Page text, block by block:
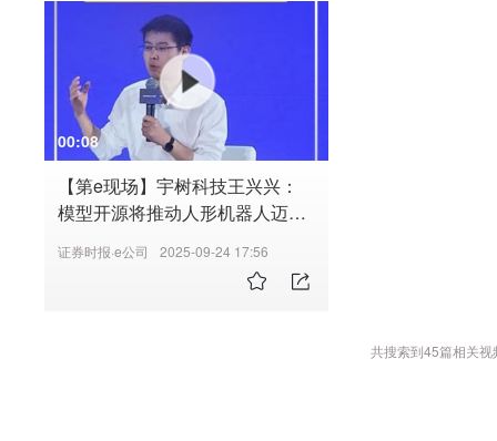
00:08
【第e现场】宇树科技王兴兴：
模型开源将推动人形机器人迈向
证券时报·e公司 2025-09-24 17:56
共搜索到45篇相关视